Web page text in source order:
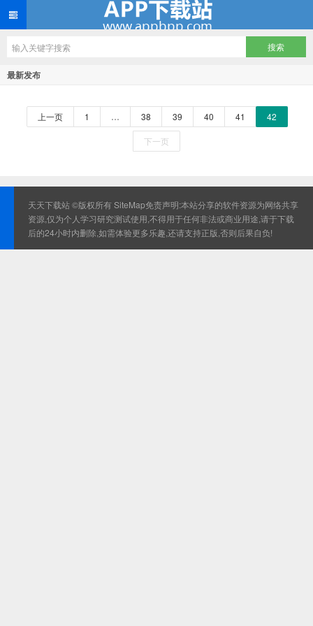
最新发布
上一页 1 … 38 39 40 41 42
下一页
天天下载站 ©版权所有SiteMap免责声明:本站分享的软件资源为网络共享
资源,仅为个人学习研究测试使用,不得用于任何非法或商业用途,请于下载
后的24小时内删除,如需体验更多乐趣,还请支持正版,否则后果自负!